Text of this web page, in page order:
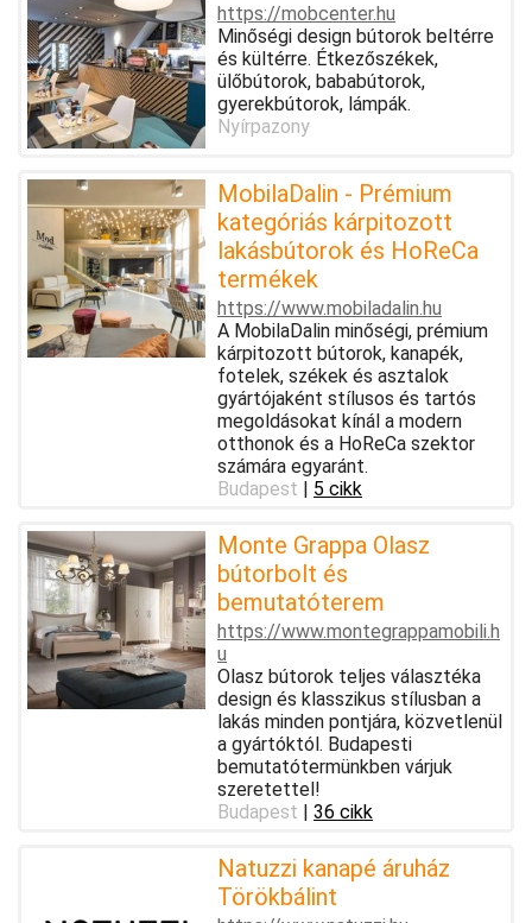
https://mobcenter.hu
Minőségi design bútorok beltérre
és kültérre. Étkezőszékek,
ülőbútorok, bababútorok,
gyerekbútorok, lámpák.
Nyírpazony
MobilaDalin - Prémium
kategóriás kárpitozott
lakásbútorok és HoReCa
termékek
https://www.mobiladalin.hu
A MobilaDalin minőségi, prémium
kárpitozott bútorok, kanapék,
fotelek, székek és asztalok
gyártójaként stílusos és tartós
megoldásokat kínál a modern
otthonok és a HoReCa szektor
számára egyaránt.
Budapest | 5 cikk
Monte Grappa Olasz
bútorbolt és
bemutatóterem
https://www.montegrappamobili.h
u
Olasz bútorok teljes választéka
design és klasszikus stílusban a
lakás minden pontjára, közvetlenül
a gyártóktól. Budapesti
bemutatótermünkben várjuk
szeretettel!
Budapest | 36 cikk
Natuzzi kanapé áruház
Törökbálint